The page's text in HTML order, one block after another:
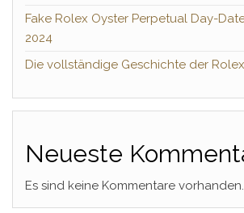
Fake Rolex Oyster Perpetual Day-
2024
Die vollständige Geschichte der
Neueste
Es sind keine Kommentare vorhanden.